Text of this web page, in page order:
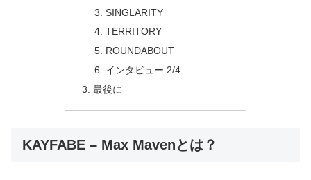
SINGLARITY
TERRITORY
ROUNDABOUT
インタビュー 2/4
最後に
KAYFABE – Max Mavenとは？